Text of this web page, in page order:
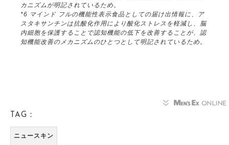
カニズムが明記されているため。
*6 マインド フルの機能性表示食品としての届け出情報に、ア
スタキサンチンは抗酸化作用により酸化ストレスを軽減し、脳
内細胞を保護することで認知機能の低下を改善することが、認
知機能改善のメカニズムのひとつとして明記されているため。
TAG：
ニュースキン